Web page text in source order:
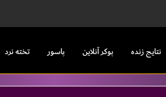
نتایج زنده پوکر آنلاین پاسور تخته نرد